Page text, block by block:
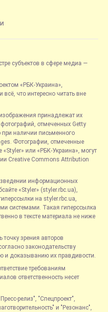
субъектов в сфере медиа —
«РБК-Украина»,
что интересно читать вне
принадлежат их
отмеченных Getty
при наличии письменного
Фотографии, отмеченные
или «РБК-Украина», могут
Creative Commons Attribution
информационных
«Styler» (styler.rbc.ua),
на styler.rbc.ua,
системами. Такая гиперссылка
в тексте материала не ниже
точку зрения авторов
законодательству
и доказыванию их правдивости.
требованиям
ответственность несет
релиз", "Спецпроект",
и "Резонанс",